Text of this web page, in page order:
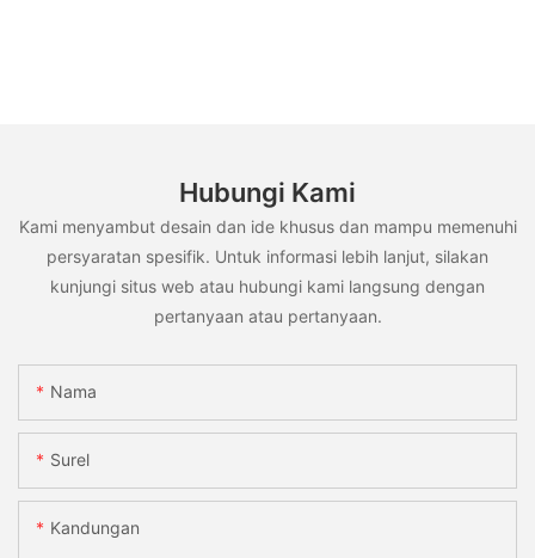
Hubungi Kami
Kami menyambut desain dan ide khusus dan mampu memenuhi
persyaratan spesifik. Untuk informasi lebih lanjut, silakan
kunjungi situs web atau hubungi kami langsung dengan
pertanyaan atau pertanyaan.
Nama
Surel
Kandungan